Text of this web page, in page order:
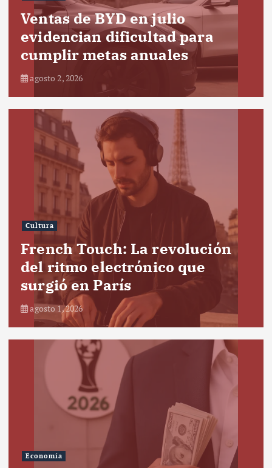
Ventas de BYD en julio
evidencian dificultad para
cumplir metas anuales
agosto 2, 2026
Cultura
French Touch: La revolución
del ritmo electrónico que
surgió en París
agosto 1, 2026
Economía